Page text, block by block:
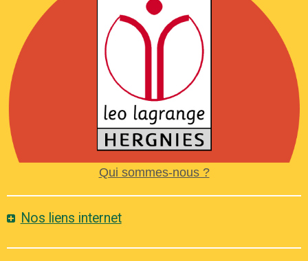
Qui sommes-nous ?
Nos liens internet